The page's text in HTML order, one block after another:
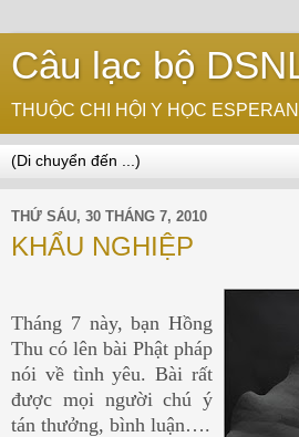
Câu lạc bộ
THUỘC CHI HỘI Y HỌC
THỨ SÁU, 30 THÁNG 7, 2010
KHẨU NGHIỆP
Tháng 7 này, bạn Hồng
Thu có lên bài Phật pháp
nói về tình yêu. Bài rất
được mọi người chú ý
tán thưởng, bình luận….